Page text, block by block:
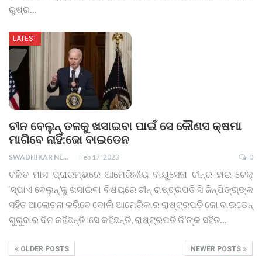
ରୁଷ୍‌ର
LATEST
ଚୀନ ବେଲୁନ୍ ତଳକୁ ଖସାଇବା ପାଇଁ ସେ କୌଣସ କ୍ଷମା
ମାଗିବେ ନାହିଁ:ଜୋ ବାଇଡେନ
SWADHIKAR NEWS Feb 17, 2023 0
ଚଳିତ ମାସ ପ୍ରାରମ୍ଭରେ ଆମେରିକୀୟ ବାୟୁସେନା ଚୀନ୍ର ହାଇ-ଟେକ୍
‘ସ୍ପାଏ ବେଲୁନ୍’କୁ ଖସାଇବା ବିଷୟରେ ଚୀନ୍ ରାଷ୍ଟ୍ରପତି ସି ଜିନ୍‌ପିଙ୍ଗ୍‌ଙ୍କ
ସହିତ ଆଲୋଚନା କରିବେ ବୋଲି ଆମେରିକାର ରାଷ୍ଟ୍ରପତି ଜୋ ବାଇଡେନ୍
ଗୁରୁବାର ଦିନ କହିଛନ୍ତି।ସେ କହିଛନ୍ତି, ରାଷ୍ଟ୍ରପତି ଜି’ଙ୍କ ସହିତ…
OLDER POSTS NEWER POSTS